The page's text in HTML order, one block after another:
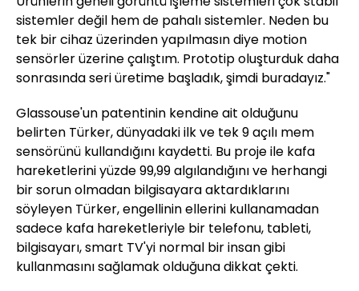
sistemler değil hem de pahalı sistemler. Neden bu
tek bir cihaz üzerinden yapılmasın diye motion
sensörler üzerine çalıştım. Prototip oluşturduk daha
sonrasında seri üretime başladık, şimdi buradayız."
Glassouse'un patentinin kendine ait olduğunu
belirten Türker, dünyadaki ilk ve tek 9 açılı mem
sensörünü kullandığını kaydetti. Bu proje ile kafa
hareketlerini yüzde 99,99 algılandığını ve herhangi
bir sorun olmadan bilgisayara aktardıklarını
söyleyen Türker, engellinin ellerini kullanamadan
sadece kafa hareketleriyle bir telefonu, tableti,
bilgisayarı, smart TV'yi normal bir insan gibi
kullanmasını sağlamak olduğuna dikkat çekti.